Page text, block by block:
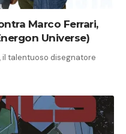
Marco Ferrari,
Universe)
talentuoso disegnatore